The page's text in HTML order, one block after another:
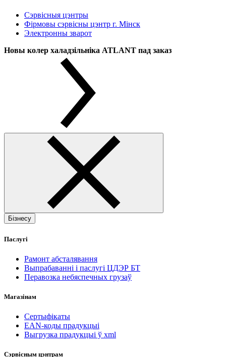
Сэрвісныя цэнтры
Фірмовы сэрвісны цэнтр г. Мінск
Электронны зварот
Новы колер халадзільніка ATLANT пад заказ
Бізнесу
Паслугі
Рамонт абсталявання
Выпрабаванні і паслугі ЦДЭР БТ
Перавозка небяспечных грузаў
Магазінам
Сертыфікаты
EAN-коды прадукцыі
Выгрузка прадукцыі ў xml
Сэрвісным цэнтрам